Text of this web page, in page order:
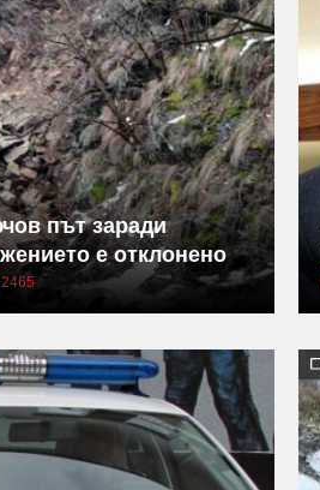
път заради
е отклонено
2465